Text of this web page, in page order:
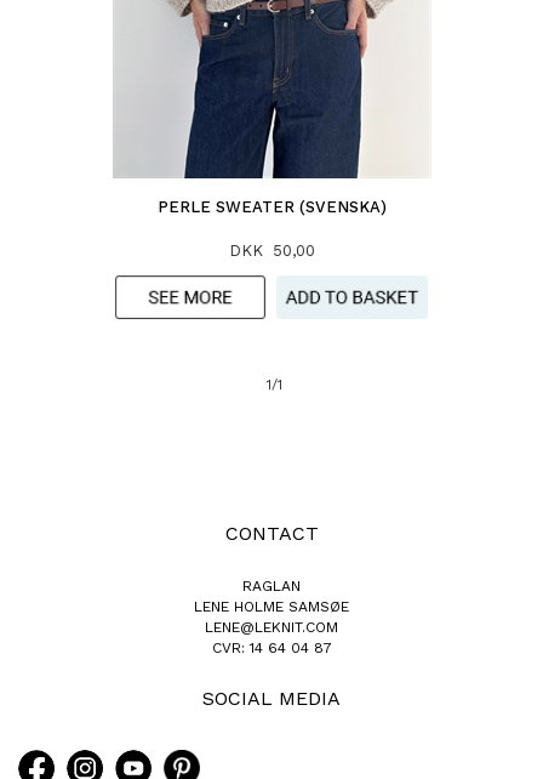
PERLE SWEATER (SVENSKA)
DKK 50,00
1/1
CONTACT
RAGLAN
LENE HOLME SAMSØE
LENE@LEKNIT.COM
CVR: 14 64 04 87
SOCIAL MEDIA